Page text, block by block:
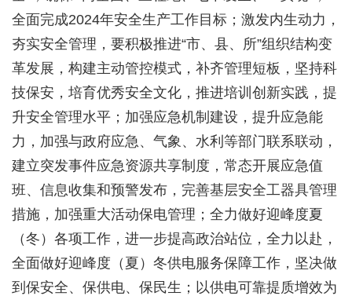
全面完成2024年安全生产工作目标；激发内生动力，
夯实安全管理，要积极推进“市、县、所”组织结构变
革发展，构建主动管控模式，补齐管理短板，坚持科
技保安，培育优秀安全文化，推进培训创新实践，提
升安全管理水平；加强应急机制建设，提升应急能
力，加强与政府应急、气象、水利等部门联系联动，
建立突发事件应急资源共享制度，常态开展应急值
班、信息收集和预警发布，完善基层安全工器具管理
措施，加强重大活动保电管理；全力做好迎峰度夏
（冬）各项工作，进一步提高政治站位，全力以赴，
全面做好迎峰度（夏）冬供电服务保障工作，坚决做
到保安全、保供电、保民生；以供电可靠提质增效为